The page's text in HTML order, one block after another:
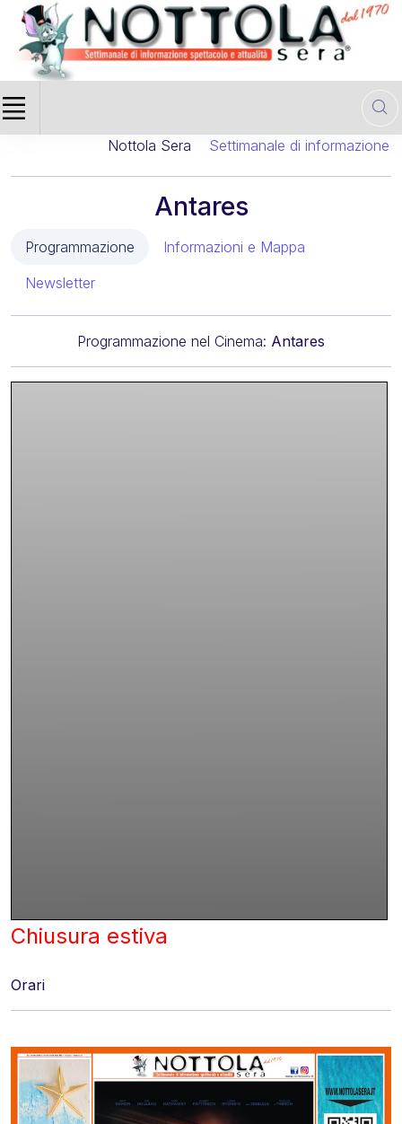
Nottola Sera Settimanale di informazione
Antares
Programmazione
Informazioni e Mappa
Newsletter
Programmazione nel Cinema: Antares
Chiusura estiva
Orari